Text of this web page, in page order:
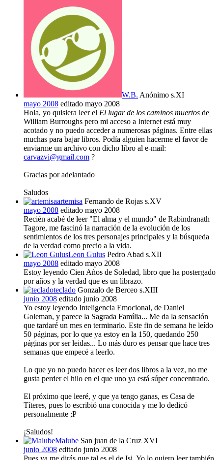
W.B. Anónimo s.XI
mayo 2008 editado mayo 2008
Hola, yo quisiera leer el El lugar de los caminos muertos de
William Burroughs pero mi acceso a Internet está muy
acotado y no puedo acceder a numerosas páginas. Entre ellas
muchas para bajar libros. Podía alguien hacerme el favor de
enviarme un archivo con dicho libro al e-mail:
carvazvi@gmail.com ?
Gracias por adelantado
Saludos
artemisa Fernando de Rojas s.XV
mayo 2008 editado mayo 2008
Recién acabé de leer "El alma y el mundo" de Rabindranath
Tagore, me fascinó la narración de la evolución de los
sentimientos de los tres personajes principales y la búsqueda
de la verdad como precio a la vida.
Leon Gulus Pedro Abad s.XII
mayo 2008 editado mayo 2008
Estoy leyendo Cien Años de Soledad, libro que ha postergado
por años y la verdad que es un librazo.
teclado Gonzalo de Berceo s.XIII
junio 2008 editado junio 2008
Yo estoy leyendo Inteligencia Emocional, de Daniel
Goleman, y parece la Sagrada Família... Me da la sensación
que tardaré un mes en terminarlo. Este fin de semana he leído
50 páginas, por lo que ya estoy en la 150, quedando 250
páginas por ser leidas... Lo más duro es pensar que hace tres
semanas que empecé a leerlo.
Lo que yo no puedo hacer es leer dos libros a la vez, no me
gusta perder el hilo en el que uno ya está súper concentrado.
El próximo que leeré, y que ya tengo ganas, es Casa de
Títeres, pues lo escribió una conocida y me lo dedicó
personalmente ;P
¡Saludos!
Malube San juan de la Cruz XVI
junio 2008 editado junio 2008
Pues ya me dirás que tal es el de Isi. Yo lo quiero leer también,